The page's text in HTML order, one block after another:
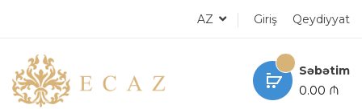
AZ Giriş Qeydiyyat
Səbətim
0.00 ₼